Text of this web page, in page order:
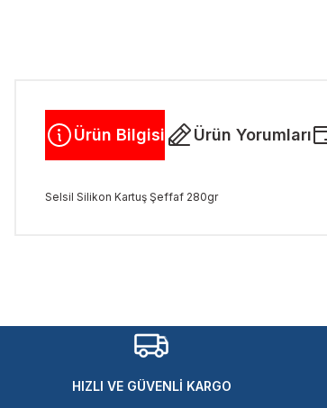
Ürün Bilgisi Ürün Yorumları
Selsil Silikon Kartuş Şeffaf 280gr
Ürün açıklamasında eksik bilgiler bulunuyor.
Ürün bilgilerinde hatalar bulunuyor.
Ürün fiyatı diğer sitelerden daha pahalı.
HIZLI VE GÜVENLİ KARGO